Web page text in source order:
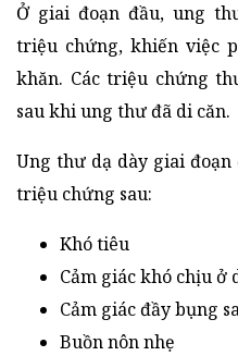
Ở giai đoạn đầu, ung
triệu chứng, khiến việc
khăn. Các triệu chứng
sau khi ung thư đã di căn.
Ung thư dạ dày giai
triệu chứng sau:
Khó tiêu
Cảm giác khó chịu ở
Cảm giác đầy bụng
Buồn nôn nhẹ